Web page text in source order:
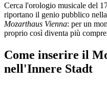
Cerca l'orologio musicale del
riportano il genio pubblico
Mozarthaus Vienna: per un
proprio così diventa più
Come inserire il
nell'Innere Stadt